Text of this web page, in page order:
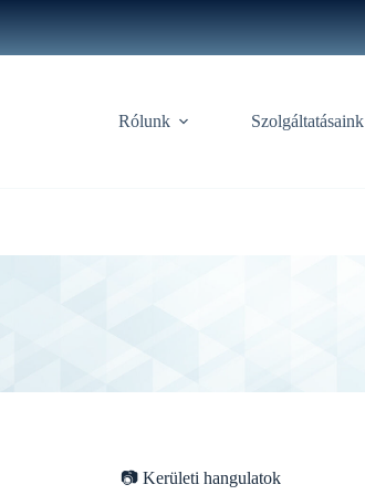
Rólunk Szolgáltatásaink
Kerületi hangulatok